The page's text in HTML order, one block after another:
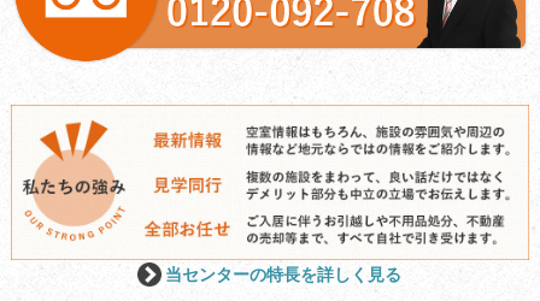
当センターの特長を詳しく見る